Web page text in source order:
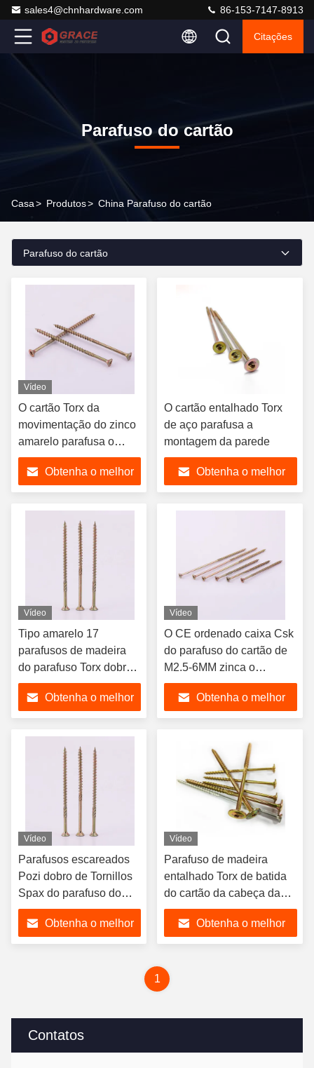
sales4@chnhardware.com 86-153-7147-8913
Citações
Parafuso do cartão
Casa> Produtos> China Parafuso do cartão
Contatos
Parafuso do cartão
Vídeo
O cartão Torx da
movimentação do zinco
amarelo parafusa o
parafuso principal
escareado dobro do
cartão
Obtenha o melhor
O cartão entalhado Torx
de aço parafusa a
montagem da parede
Obtenha o melhor
Vídeo
Tipo amarelo 17
parafusos de madeira
do parafuso Torx dobro
do cartão de
Coutnersunk CSK da
multi finalidade Torx
Obtenha o melhor
Vídeo
O CE ordenado caixa Csk
do parafuso do cartão de
M2.5-6MM zinca o
parafuso de madeira
chapeadoObtenha o melhor
Vídeo
Parafusos escareados
Pozi dobro de Tornillos
Spax do parafuso do
cartão do MDF DIN7505
Obtenha o melhor
Vídeo
Parafuso de madeira
entalhado Torx de batida
do cartão da cabeça da
bolacha do fardo do
parafuso 17 do cartão do
auto
Obtenha o melhor
1